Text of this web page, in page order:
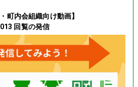
町内会組織向け動画】
013 回覧の発信